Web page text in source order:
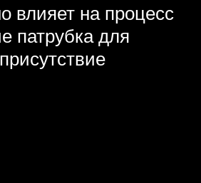
влияет на процесс
патрубка для